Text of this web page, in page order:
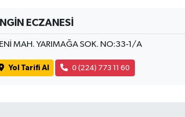
ECZANESİ
MAH. YARIMAĞA SOK. NO:33-1/A
Yol Tarifi Al 0 (224) 773 11 60